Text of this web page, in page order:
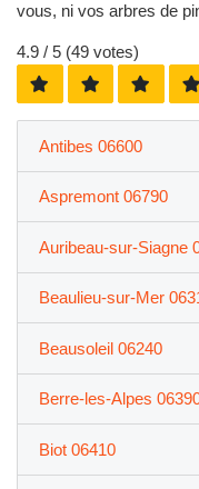
vous, ni vos arbres de
4.9 / 5 (49 votes)
Antibes 06600
Aspremont 06790
Auribeau-sur-Siagne
Beaulieu-sur-Mer
Beausoleil 06240
Berre-les-Alpes
Biot 06410